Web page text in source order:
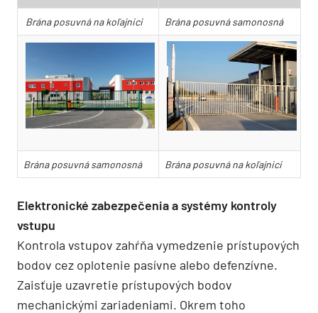
Brána posuvná na koľajnici Brána posuvná samonosná
Brána posuvná samonosná Brána posuvná na koľajnici
Elektronické zabezpečenia a systémy kontroly
vstupu
Kontrola vstupov zahŕňa vymedzenie prístupových
bodov cez oplotenie pasívne alebo defenzívne.
Zaisťuje uzavretie prístupových bodov
mechanickými zariadeniami. Okrem toho